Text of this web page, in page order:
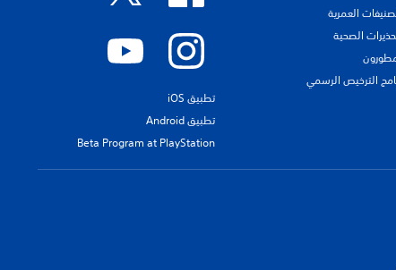
العمرية
الصحية
الترخيص الرسمي
تطبيق iOS
تطبيق Android
Beta Program at PlayStation